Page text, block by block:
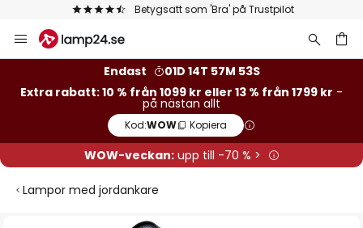
Betygsatt som 'Bra' på Trustpilot
Hoppa
till
Endast
01D 14T 57M 52S
Extra rabatt: 10 % från 1099 kr eller 13 % från 1799 kr -
på nästan allt
Kod:WOW Kopiera
WOW-veckan:upp till -70 % >
Lampor med jordankare